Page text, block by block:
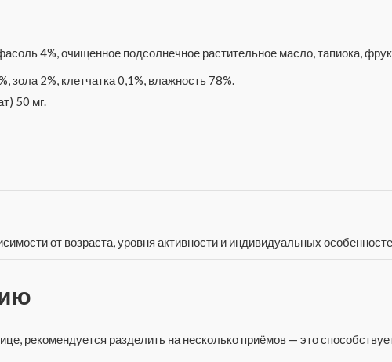
4%, очищенное подсолнечное растительное масло, тапиока,
зола 2%, клетчатка 0,1%, влажность 78%.
50 мг.
от возраста, уровня активности и индивидуальных
рекомендуется разделить на несколько приёмов — это